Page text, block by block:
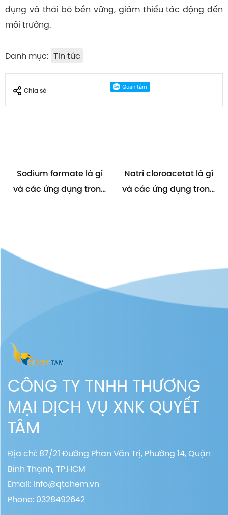
dụng và thải bỏ bền vững, giảm thiểu tác động đến
môi trường.
Danh mục: Tin tức
Chia sẻ
Sodium formate là gì
và các ứng dụng trong
Natri cloroacetat là gì
và các ứng dụng trong
CÔNG TY TNHH THƯƠNG
MẠI DỊCH VỤ XNK QUYẾT
TÂM
Địa chỉ: 87/21 Đường Phan Văn Trị, Phường 14, Quận
Bình Thạnh, TP.HCM
Email: info@qtchem.vn
Phone: 0328492642